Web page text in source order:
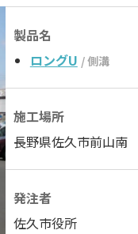
製品名
ロングU / 側溝
施工場所
長野県佐久市前山南
発注者
佐久市役所